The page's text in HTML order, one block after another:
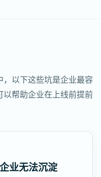
以下这些坑是企业最容
帮助企业在上线前提前
业无法沉淀